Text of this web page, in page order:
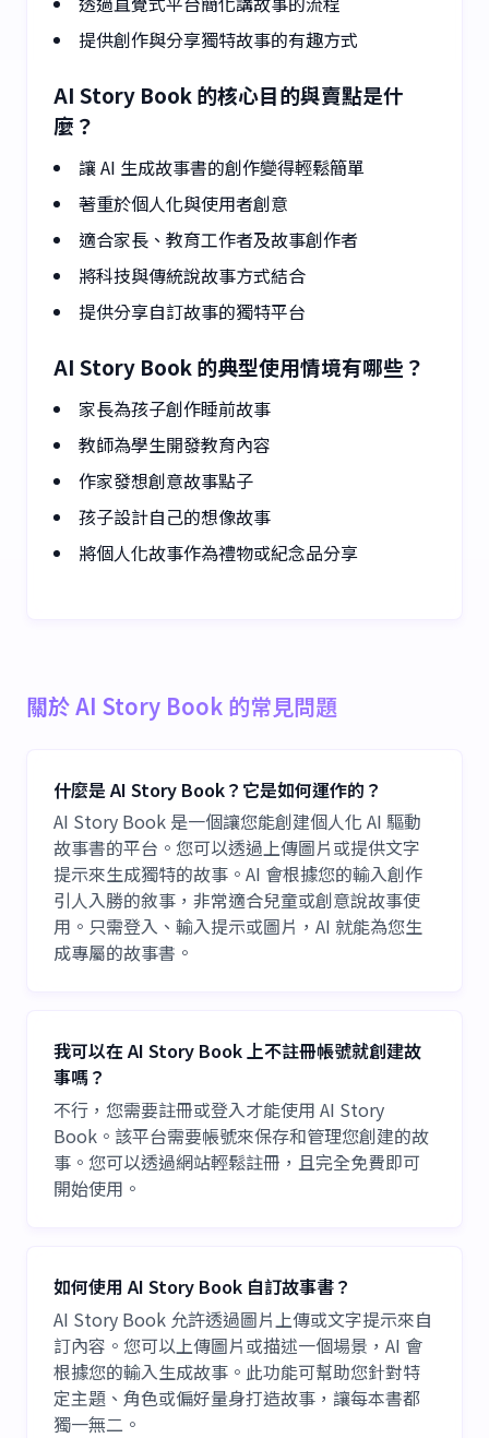
提供創作與分享獨特故事的有趣方式
AI Story Book 的核心目的與賣點是什
麼？
讓 AI 生成故事書的創作變得輕鬆簡單
著重於個人化與使用者創意
適合家長、教育工作者及故事創作者
將科技與傳統說故事方式結合
提供分享自訂故事的獨特平台
AI Story Book 的典型使用情境有哪些？
家長為孩子創作睡前故事
教師為學生開發教育內容
作家發想創意故事點子
孩子設計自己的想像故事
將個人化故事作為禮物或紀念品分享
關於 AI Story Book 的常見問題
什麼是 AI Story Book？它是如何運作的？
AI Story Book 是一個讓您能創建個人化 AI 驅動
故事書的平台。您可以透過上傳圖片或提供文字
提示來生成獨特的故事。AI 會根據您的輸入創作
引人入勝的敘事，非常適合兒童或創意說故事使
用。只需登入、輸入提示或圖片，AI 就能為您生
成專屬的故事書。
我可以在 AI Story Book 上不註冊帳號就創建故
事嗎？
不行，您需要註冊或登入才能使用 AI Story
Book。該平台需要帳號來保存和管理您創建的故
事。您可以透過網站輕鬆註冊，且完全免費即可
開始使用。
如何使用 AI Story Book 自訂故事書？
AI Story Book 允許透過圖片上傳或文字提示來自
訂內容。您可以上傳圖片或描述一個場景，AI 會
根據您的輸入生成故事。此功能可幫助您針對特
定主題、角色或偏好量身打造故事，讓每本書都
獨一無二。